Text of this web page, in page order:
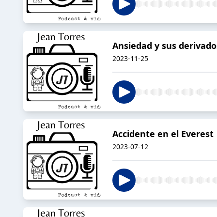
Ansiedad y sus
2023-11-25
Accidente en el Everest
2023-07-12